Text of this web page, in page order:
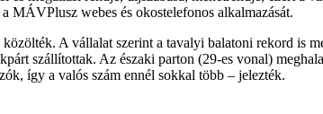
MÁVPlusz webes és okostelefonos alkalmazását.
A vállalat szerint a tavalyi balatoni rekord is
szállítottak. Az északi parton (29-es vonal)
így a valós szám ennél sokkal több – jelezték.